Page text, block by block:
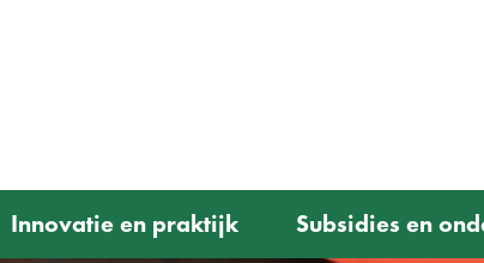
Innovatie en praktijk Subsidies en